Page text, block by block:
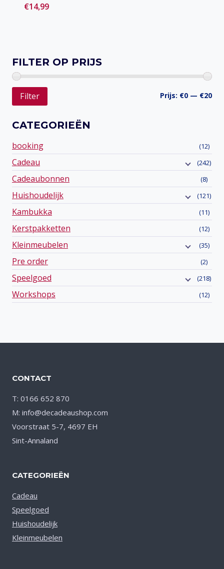
€14,99
FILTER OP PRIJS
Filter Prijs: €0 — €20
CATEGORIEËN
booking (12)
Cadeau (242)
Cadeaubonnen (8)
Huishoudelijk (121)
Kambukka (11)
Kerstpakketten (12)
Kleinmeubelen (35)
Pre order (2)
Speelgoed (218)
Workshops (12)
CONTACT
T: 0166 652 870
M: info@decadeaushop.com
Voorstraat 5-7, 4697 EH
Sint-Annaland
CATEGORIEËN
Cadeau
Speelgoed
Huishoudelijk
Kleinmeubelen